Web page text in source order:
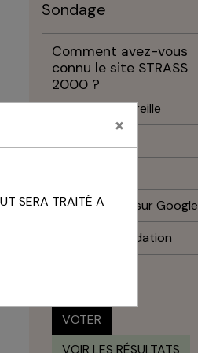
Sondage
Comment avez-vous
connu le site STRASS
2000 ?
Bouche à oreille
Recherche sur Google
Recommandation
VOTER
VOIR LES RÉSULTATS
×
SERA TRAITÉ A